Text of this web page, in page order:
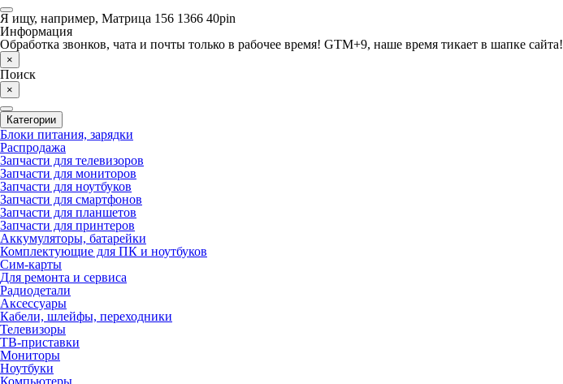
Я ищу, например, Матрица 156 1366 40pin
Информация
Обработка звонков, чата и почты только в рабочее время! GTM+9, наше время тикает в шапке сайта!
×
Поиск
×
Категории
Блоки питания, зарядки
Распродажа
Запчасти для телевизоров
Запчасти для мониторов
Запчасти для ноутбуков
Запчасти для смартфонов
Запчасти для планшетов
Запчасти для принтеров
Аккумуляторы, батарейки
Комплектующие для ПК и ноутбуков
Сим-карты
Для ремонта и сервиса
Радиодетали
Аксессуары
Кабели, шлейфы, переходники
Телевизоры
ТВ-приставки
Мониторы
Ноутбуки
Компьютеры